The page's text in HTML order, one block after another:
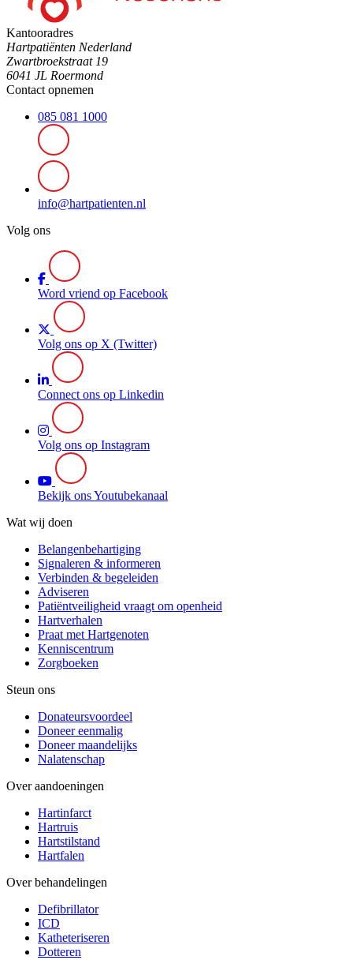
Kantooradres
Hartpatiënten Nederland
Zwartbroekstraat 19
6041 JL Roermond
Contact opnemen
085 081 1000
info@hartpatienten.nl
Volg ons
Word vriend op Facebook
Volg ons op X (Twitter)
Connect ons op Linkedin
Volg ons op Instagram
Bekijk ons Youtubekanaal
Wat wij doen
Belangenbehartiging
Signaleren & informeren
Verbinden & begeleiden
Adviseren
Patiëntveiligheid vraagt om openheid
Hartverhalen
Praat met Hartgenoten
Kenniscentrum
Zorgboeken
Steun ons
Donateursvoordeel
Doneer eenmalig
Doneer maandelijks
Nalatenschap
Over aandoeningen
Hartinfarct
Hartruis
Hartstilstand
Hartfalen
Over behandelingen
Defibrillator
ICD
Katheteriseren
Dotteren